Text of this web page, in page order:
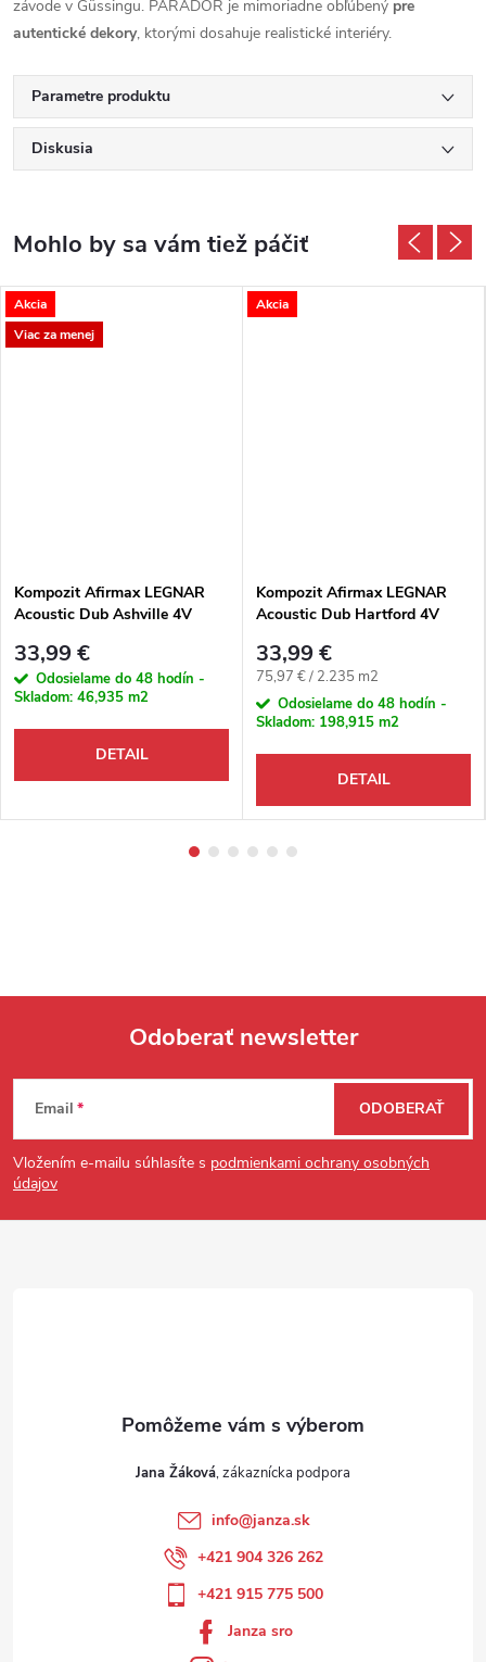
závode v Güssingu. PARADOR je mimoriadne obľúbený pre
autentické dekory, ktorými dosahuje realistické interiéry.
Parametre produktu
Diskusia
Akcia
Viac za menej
Kompozit Afirmax LEGNAR
Acoustic Dub Ashville 4V
33,99 €
Odosielame do 48 hodín -
Skladom: 46,935 m2
DETAIL
Akcia
Kompozit Afirmax LEGNAR
Acoustic Dub Hartford 4V
33,99 €
Jednotková cena:
75,97 € / 2.235 m2
Odosielame do 48 hodín -
Skladom: 198,915 m2
DETAIL
Zápätie
Odoberať newsletter
Email
Vložením e-mailu súhlasíte s podmienkami ochrany osobných
údajov
ODOBERAŤ
Jana Žáková
info@janza.sk
+421 904 326 262
+421 915 775 500
Janza sro